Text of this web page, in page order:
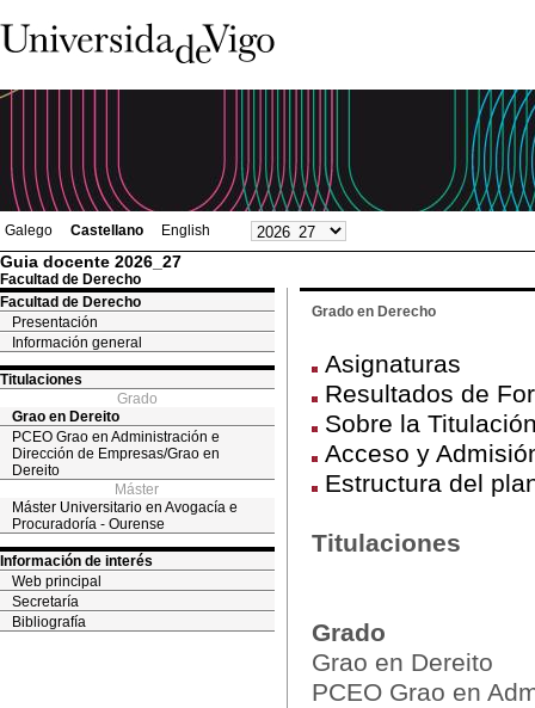
Galego Castellano English
Guia docente 2026_27
Facultad de Derecho
Facultad de Derecho
Presentación
Información general
Titulaciones
Grado
Grao en Dereito
PCEO Grao en Administración e
Dirección de Empresas/Grao en
Dereito
Máster
Máster Universitario en Avogacía e
Procuradoría - Ourense
Información de interés
Web principal
Secretaría
Bibliografía
Grado en Derecho
Asignaturas
Resultados de
Sobre la
Acceso y
Estructura del
Titulaciones
Grado
Grao en Dereito
PCEO Grao en